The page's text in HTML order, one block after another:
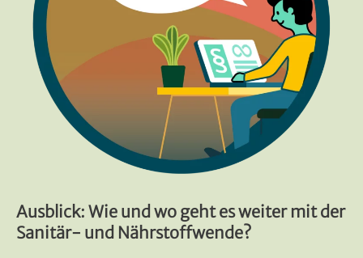
Ausblick: Wie und wo geht es weiter mit der
Sanitär- und Nährstoffwende?